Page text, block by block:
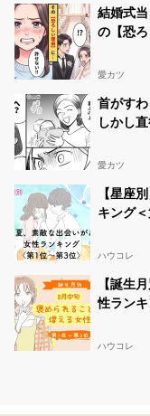
結婚式
の【恐
愛カツ
首がす
しかし
愛カツ
【星座
キング
ハウコレ
【誕生
性ラン
ハウコレ